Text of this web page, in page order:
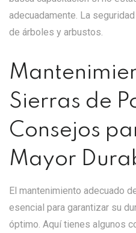
adecuadamente. La
de árboles y arbustos.
Sierras de
Consejos
Mayor
El mantenimiento adecuado
esencial para garantizar su
óptimo. Aquí tienes algunos